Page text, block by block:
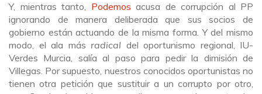
Y, mientras tanto, Podemos acusa de corrupción al PP
ignorando de manera deliberada que sus socios de
gobierno están actuando de la misma forma. Y del mismo
modo, el ala más radical del oportunismo regional, IU-
Verdes Murcia, salía al paso para pedir la dimisión de
Villegas. Por supuesto, nuestros conocidos oportunistas no
tienen otra petición que sustituir a un corrupto por otro,